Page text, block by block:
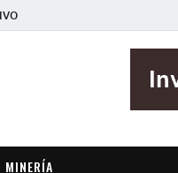
MINERÍA